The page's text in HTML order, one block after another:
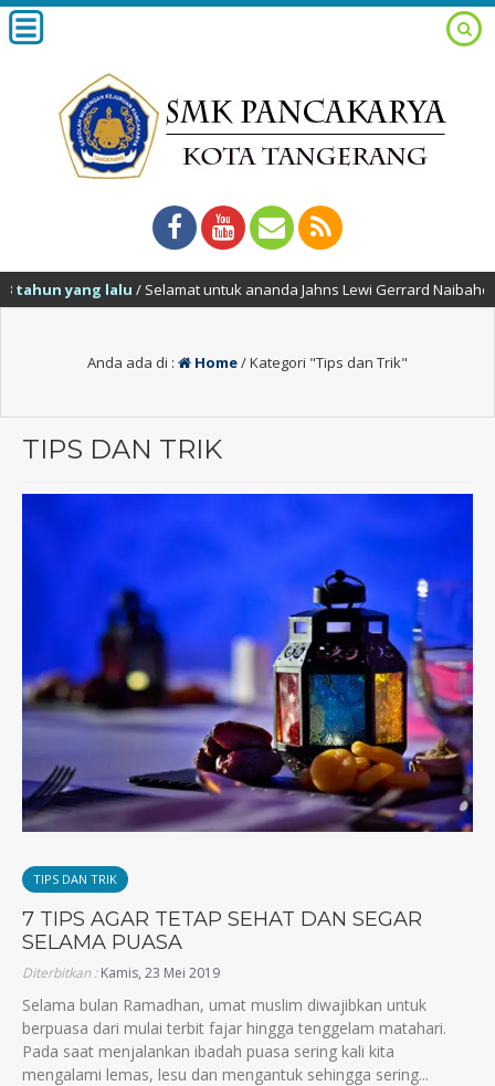
yang lalu / Selamat untuk ananda Jahns Lewi Gerrard Naibaho
Anda ada di : Home/Kategori "Tips dan Trik"
TIPS DAN TRIK
TIPS DAN TRIK
7 TIPS AGAR TETAP SEHAT DAN SEGAR
SELAMA PUASA
Diterbitkan :Kamis, 23 Mei 2019
Selama bulan Ramadhan, umat muslim diwajibkan untuk
berpuasa dari mulai terbit fajar hingga tenggelam matahari.
Pada saat menjalankan ibadah puasa sering kali kita
mengalami lemas, lesu dan mengantuk sehingga sering...